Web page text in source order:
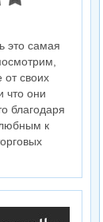
это самая
от своих
что они
благодаря
к